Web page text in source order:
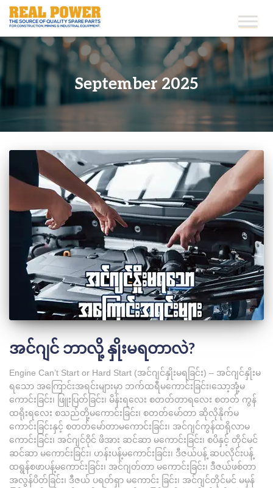
September 2025
အင်ဂျင် ဘာလို့ နှိုးမရတာလဲ?
Engine Can’t Start or Hard Start (အင်ဂျင်နှိုးမရခြင်း) – အင်ဂျင်နှိုးမ
ရသော အကြောင်းအရင်းများမှာ ဘက်ထရီမကောင်းခြင်း၊သော့အုံ့မ
ကောင်းခြင်း၊ ဖြူးပြတ်ခြင်း၊ မိန်းရလေး စတတ်တာရလေး စတတ် ကွန်
ထရိုးရလေး စသည်တို့မကောင်းခြင်း၊ စတတ်မော်တာ ဆိုလိုနိုက်မ
ကောင်းခြင်းနှင့် စတတ်မော်တာမကောင်းခြင်း၊ အင်ဂျင်ကွန်ထရိုလာမ
ကောင်းခြင်း၊ အင်ဂျင်ဝိုင် ဖိအား ဆင်ဆာ မကောင်းခြင်း၊ စပိနှင့် တိုင်မင်
ဆင်ဆာ မကောင်းခြင်း၊ ဟန်းပန့်မကောင်းခြင်း၊ ဒီဇယ်ပန့် ဆပလိုင်းပန့်
ထရွန်စဖာပန့်မကောင်းခြင်း၊ အင်ဂျတ်တာ မကောင်းခြင်း၊ ဒီဇယ်ဖစ်တာ
အလွန်ပိတ်ခြင်း၊ ဒီဇယ် ပရတ်ရှာ မကောင်း ခြင်း၊ အင်ဂျင်တိုင်မင် မမှန်